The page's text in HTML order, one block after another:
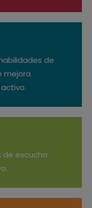
de
mejora
de escucha